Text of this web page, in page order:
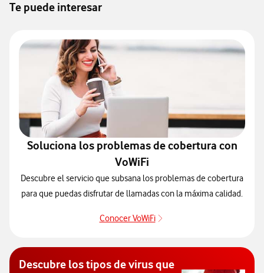
Te puede interesar
Soluciona los problemas de cobertura con
VoWiFi
Descubre el servicio que subsana los problemas de cobertura
para que puedas disfrutar de llamadas con la máxima calidad.
Conocer VoWiFi
Descubre los tipos de virus que